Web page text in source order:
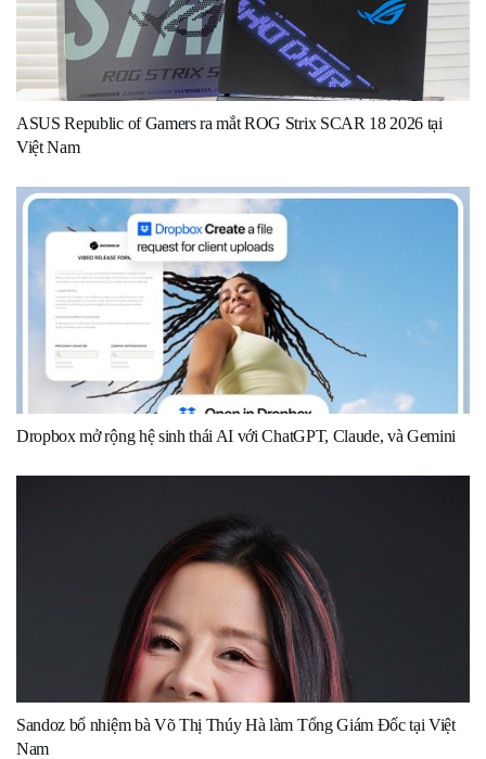
ASUS Republic of Gamers ra mắt ROG Strix SCAR 18 2026 tại
Việt Nam
Dropbox mở rộng hệ sinh thái AI với ChatGPT, Claude, và Gemini
Sandoz bổ nhiệm bà Võ Thị Thúy Hà làm Tổng Giám Đốc tại Việt
Nam